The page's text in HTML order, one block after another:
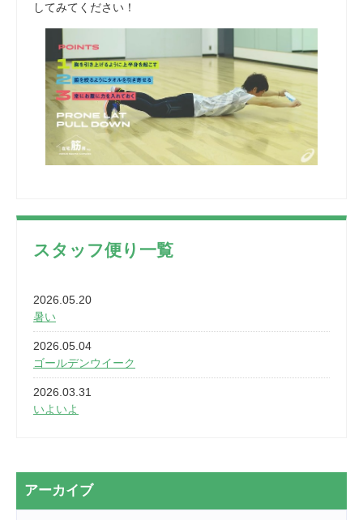
してみてください！
スタッフ便り一覧
2026.05.20
暑い
2026.05.04
ゴールデンウイーク
2026.03.31
いよいよ
2026.03.20
なぎなた
アーカイブ